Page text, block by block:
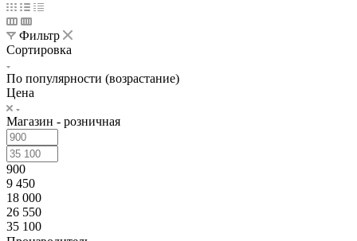
Фильтр
Сортировка
По популярности (возрастание)
Цена
Магазин - розничная
900
9 450
18 000
26 550
35 100